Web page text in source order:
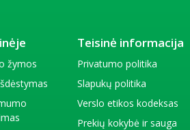
žymos
Teisinė informacija
Privatumo politika
Slapukų politika
Verslo etikos kodeksas
Prekių kokybė ir sauga